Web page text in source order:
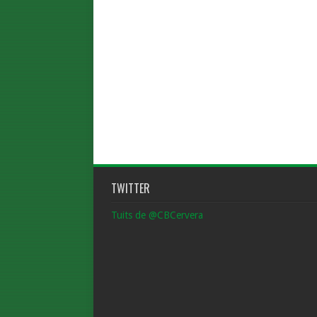
TWITTER
Tuits de @CBCervera